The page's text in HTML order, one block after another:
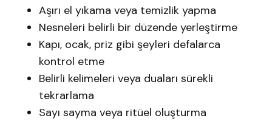
Aşırı el yıkama veya temizlik yapma
Nesneleri belirli bir düzende yerleştirme
Kapı, ocak, priz gibi şeyleri defalarca
kontrol etme
Belirli kelimeleri veya duaları sürekli
tekrarlama
Sayı sayma veya ritüel oluşturma